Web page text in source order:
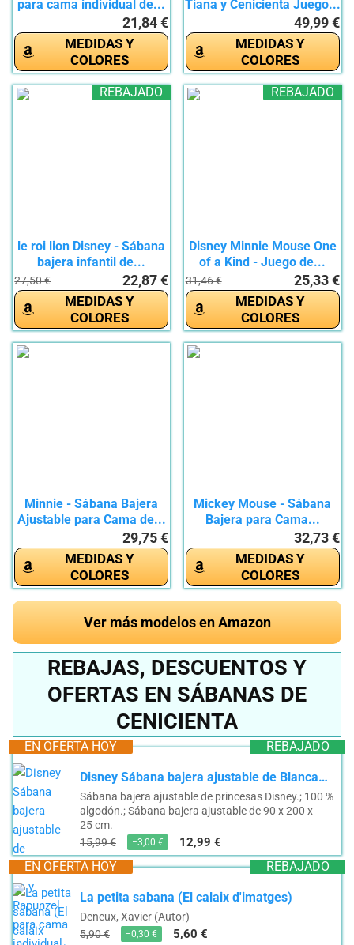
para cama individual de...
21,84 €
MEDIDAS Y
COLORES
Tiana y Cenicienta Juego...
49,99 €
MEDIDAS Y
COLORES
REBAJADO
le roi lion Disney - Sábana
bajera infantil de...
27,50 € 22,87 €
MEDIDAS Y
COLORES
REBAJADO
Disney Minnie Mouse One
of a Kind - Juego de...
31,46 € 25,33 €
MEDIDAS Y
COLORES
Minnie - Sábana Bajera
Ajustable para Cama de...
29,75 €
MEDIDAS Y
COLORES
Mickey Mouse - Sábana
Bajera para Cama...
32,73 €
MEDIDAS Y
COLORES
Ver más modelos en Amazon
REBAJAS, DESCUENTOS Y
OFERTAS EN SÁBANAS DE
CENICIENTA
REBAJADO
EN OFERTA HOY
Disney Sábana bajera ajustable de Blancanieves y Rapunzel para cama individual, 100 % algodón
Sábana bajera ajustable de princesas Disney.; 100 %
algodón.; Sábana bajera ajustable de 90 x 200 x
25 cm.
15,99 €
−3,00 € 12,99 €
REBAJADO
EN OFERTA HOY
La petita sabana (El calaix d'imatges)
Deneux, Xavier (Autor)
5,90 €
−0,30 € 5,60 €